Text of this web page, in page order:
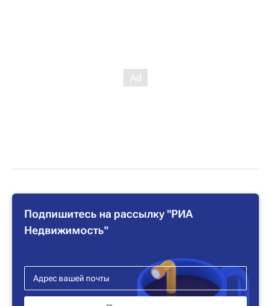
Подпишитесь на рассылку "РИА
Недвижимость"